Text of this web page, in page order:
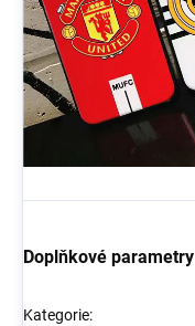
Doplňkové parametry
Kategorie: